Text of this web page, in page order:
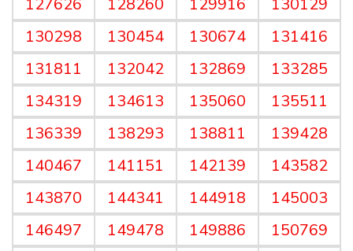
127626
128260 129916
130129
130298
130454 130674
131416
131811
132042 132869
133285
134319
134613 135060
135511
136339
138293 138811
139428
140467
141151 142139
143582
143870
144341 144918
145003
146497
149478 149886
150769